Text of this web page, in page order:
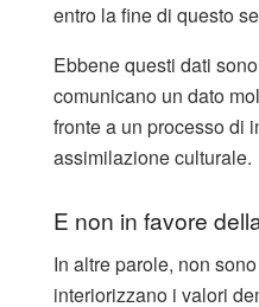
entro la fine di questo
Ebbene questi dati
comunicano un dato
fronte a un processo di
assimilazione culturale.
E non in favore
In altre parole, non
interiorizzano i valori